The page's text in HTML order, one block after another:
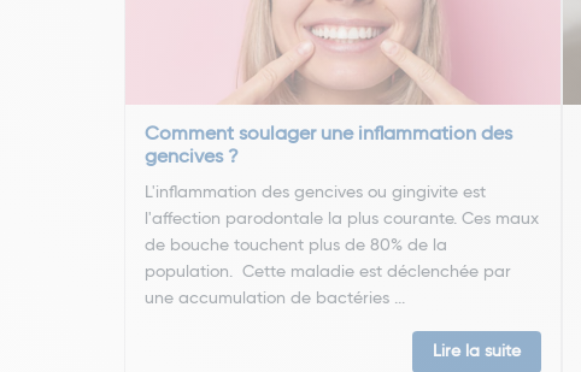
Comment soulager une inflammation des
gencives ?
L'inflammation des gencives ou gingivite est
l'affection parodontale la plus courante. Ces maux
de bouche touchent plus de 80% de la
population. Cette maladie est déclenchée par
une accumulation de bactéries ...
Lire la suite